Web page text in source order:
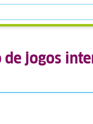
de jogos